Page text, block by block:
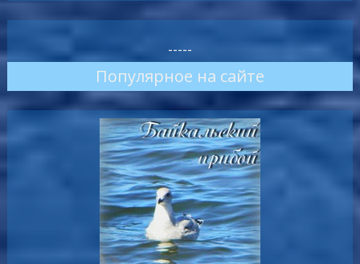
-----
Популярное на сайте